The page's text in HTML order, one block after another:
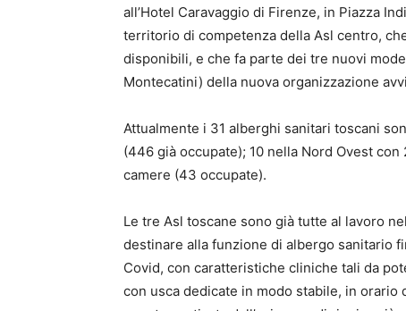
all’Hotel Caravaggio di Firenze, in Piazza
territorio di competenza della Asl centro,
disponibili, e che fa parte dei tre nuovi
Montecatini) della nuova organizzazione
Attualmente i 31 alberghi sanitari toscani
(446 già occupate); 10 nella Nord Ovest
camere (43 occupate).
Le tre Asl toscane sono già tutte al lavoro
destinare alla funzione di albergo sanitario
Covid, con caratteristiche cliniche tali da
con usca dedicate in modo stabile, in